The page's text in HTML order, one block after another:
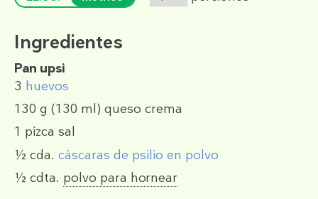
Ingredientes
Pan upsi
3 huevos
130 g (130 ml) queso crema
1 pizca sal
½ cda. cáscaras de psilio en polvo
½ cdta. polvo para hornear